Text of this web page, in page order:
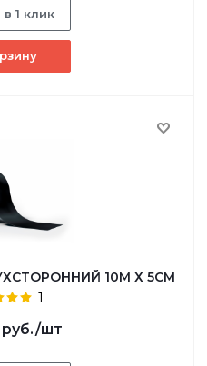
в 1 клик
10М Х 5СМ
1
/шт